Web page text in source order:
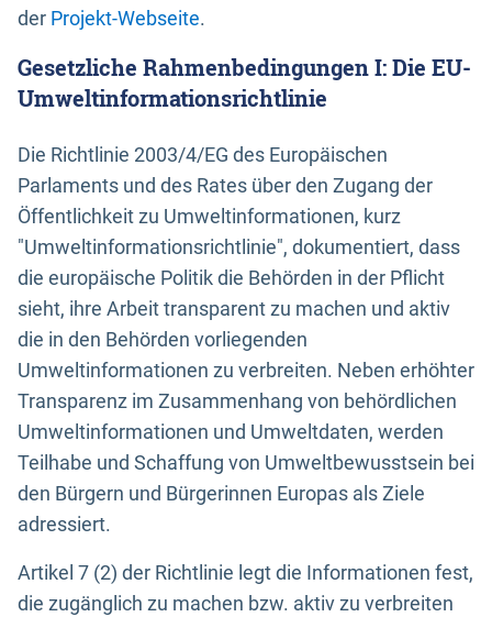
der Projekt-Webseite.
Gesetzliche Rahmenbedingungen I: Die EU-
Umweltinformationsrichtlinie
Die Richtlinie 2003/4/EG des Europäischen
Parlaments und des Rates über den Zugang der
Öffentlichkeit zu Umweltinformationen, kurz
"Umweltinformationsrichtlinie", dokumentiert, dass
die europäische Politik die Behörden in der Pflicht
sieht, ihre Arbeit transparent zu machen und aktiv
die in den Behörden vorliegenden
Umweltinformationen zu verbreiten. Neben erhöhter
Transparenz im Zusammenhang von behördlichen
Umweltinformationen und Umweltdaten, werden
Teilhabe und Schaffung von Umweltbewusstsein bei
den Bürgern und Bürgerinnen Europas als Ziele
adressiert.
Artikel 7 (2) der Richtlinie legt die Informationen fest,
die zugänglich zu machen bzw. aktiv zu verbreiten